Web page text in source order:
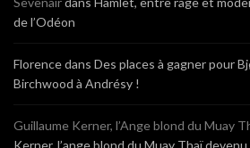
de l’Odéon
Florencedans Des places à gagner pour
Birchwood à Andrésy !
Guillaume Kerner, l’Ange blond du Muay
Kerner, l’ange blond du Muay Thaï